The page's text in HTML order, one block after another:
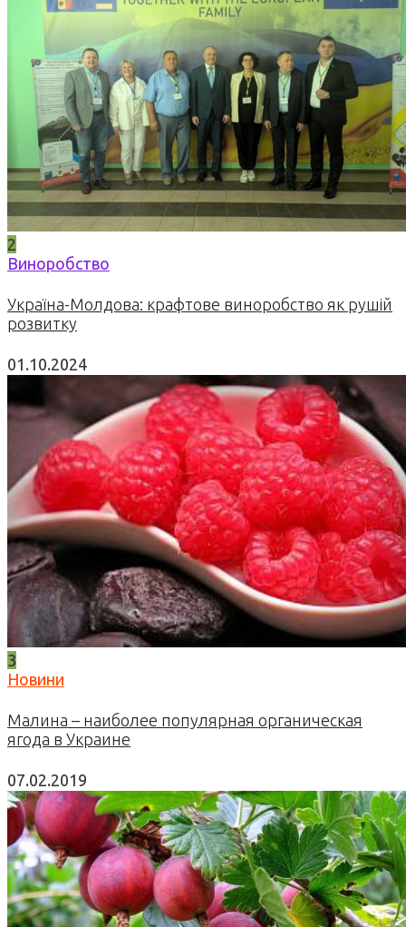
2
Виноробство
Україна-Молдова: крафтове виноробство як рушій
розвитку
01.10.2024
3
Новини
Малина – наиболее популярная органическая
ягода в Украине
07.02.2019